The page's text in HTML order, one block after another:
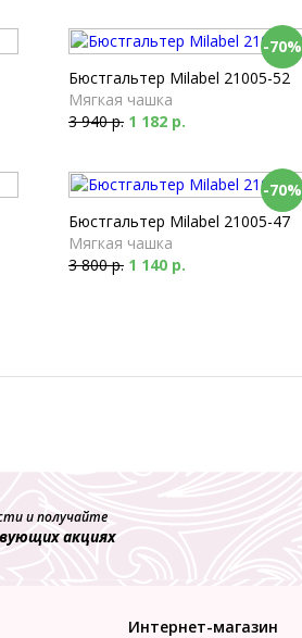
-70%
Бюстгальтер Milabel 21005-52
Мягкая чашка
3 940 р. 1 182 р.
-70%
Бюстгальтер Milabel 21005-47
Мягкая чашка
3 800 р. 1 140 р.
и получайте
акциях
Интернет-магазин